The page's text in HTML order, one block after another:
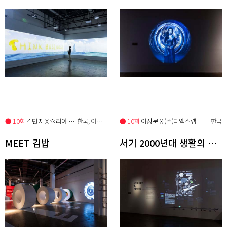
● 10회 김민지 X 쥴리아 네스폴리 한국, 이탈리아
MEET 김밥
● 10회 이정문 X (주)디엑스랩 한국
서기 2000년대 생활의 이모저모